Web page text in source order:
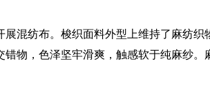
混纺布。梭织面料外型上维持了麻纺
物，色泽坚牢滑爽，触感软于纯麻纱。